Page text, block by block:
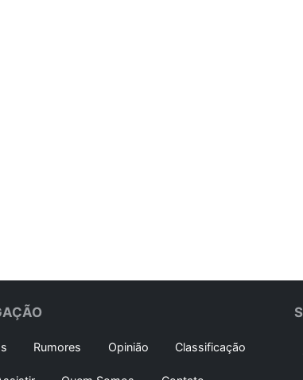
Rumores Opinião Classificação